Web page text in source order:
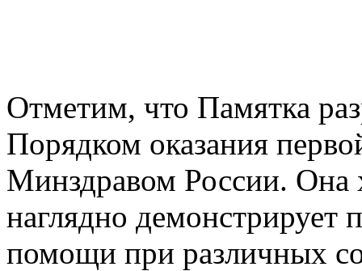
Отметим, что Памятка
Порядком оказания
Минздравом России. Она
наглядно демонстрирует
помощи при различных